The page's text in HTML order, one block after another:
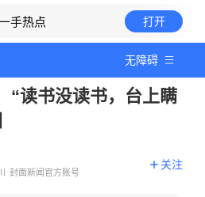
手热点 打开
无障碍
“读书没读书，台上瞒
封面新闻官方账号
关注